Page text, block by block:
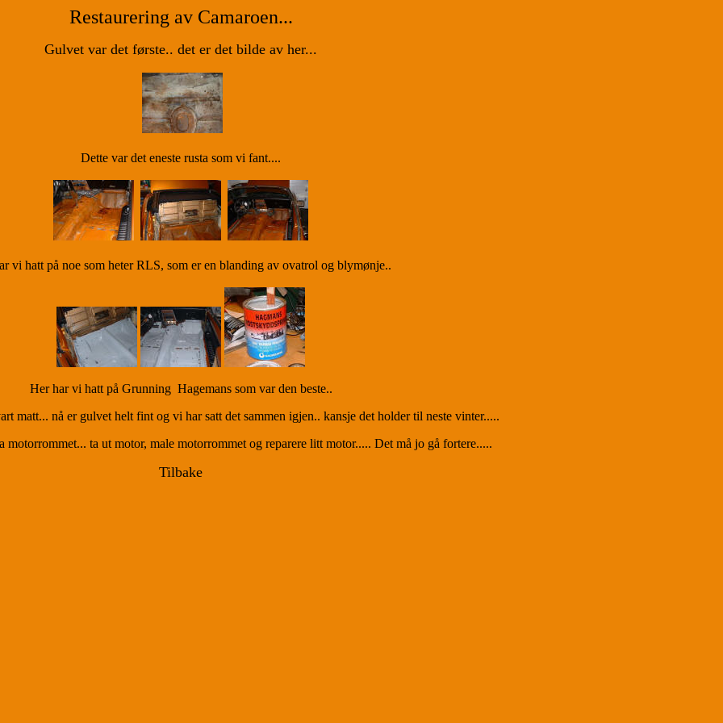
Restaurering av Camaroen...
Gulvet var det første.. det er det bilde av her...
Dette var det eneste rusta som vi fant....
vi hatt på noe som heter RLS, som er en blanding av ovatrol og blymønje..
Her har vi hatt på Grunning Hagemans som var den beste..
matt... nå er gulvet helt fint og vi har satt det sammen igjen.. kansje det holder til neste vinter.....
ta ut motor, male motorrommet og reparere litt motor..... Det må jo gå fortere.....
Tilbake